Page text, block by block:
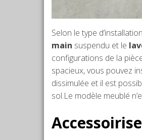
Selon le type
main suspendu et le
configurations de la
spacieux, vous pouvez
dissimulée et il est
sol.Le modèle meublé